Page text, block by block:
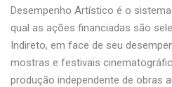
Desempenho Artístico é o
qual as ações financiadas são
Indireto, em face de seu
mostras e festivais
produção independente de obras